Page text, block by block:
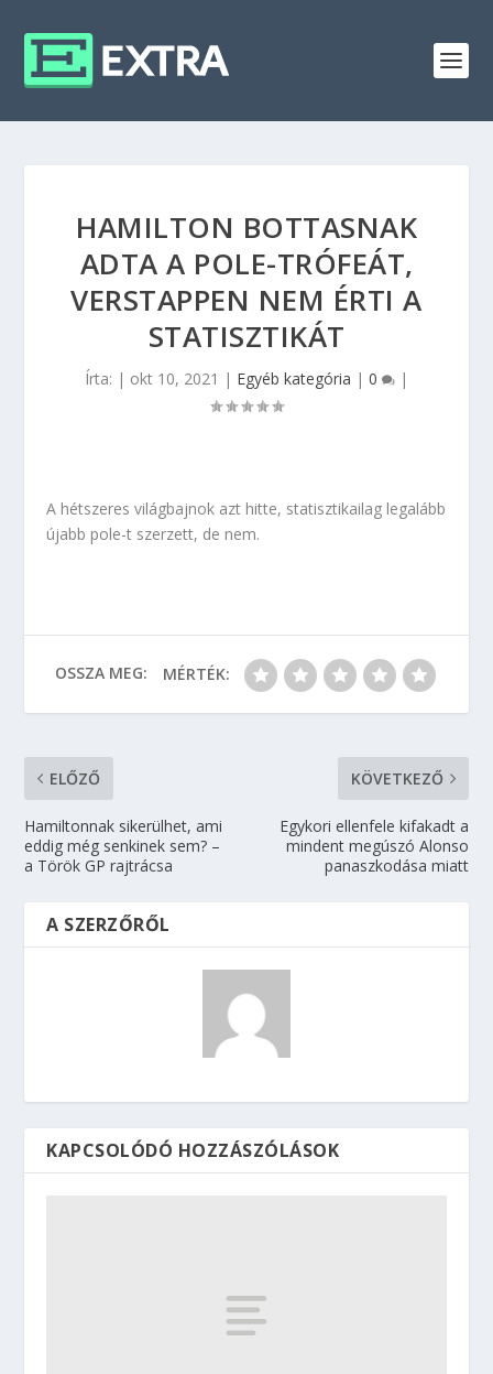
HAMILTON BOTTASNAK
ADTA A POLE-TRÓFEÁT,
VERSTAPPEN NEM ÉRTI A
STATISZTIKÁT
Írta: | okt 10, 2021 | Egyéb kategória | 0 |
A hétszeres világbajnok azt hitte, statisztikailag legalább
újabb pole-t szerzett, de nem.
OSSZA MEG: MÉRTÉK:
ELŐZŐ
Hamiltonnak sikerülhet, ami
eddig még senkinek sem? –
a Török GP rajtrácsa
KÖVETKEZŐ
Egykori ellenfele kifakadt a
mindent megúszó Alonso
panaszkodása miatt
A SZERZŐRŐL
KAPCSOLÓDÓ HOZZÁSZÓLÁSOK